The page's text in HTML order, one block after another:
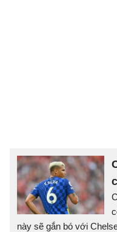
này sẽ gắn bó với